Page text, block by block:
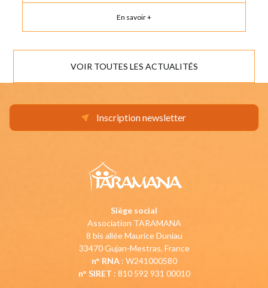
En savoir +
VOIR TOUTES LES ACTUALITÉS
Inscription newsletter
Siège social
Association TARAMANA
8 bis allée Maurice Duniau
33470 Gujan-Mestras, France
n° RNA: W241000580
n° SIRET : 810 592 931 00010